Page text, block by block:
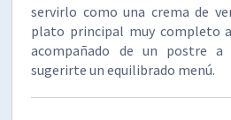
servirlo como una crema de
plato principal muy completo
acompañado de un postre
sugerirte un equilibrado menú.